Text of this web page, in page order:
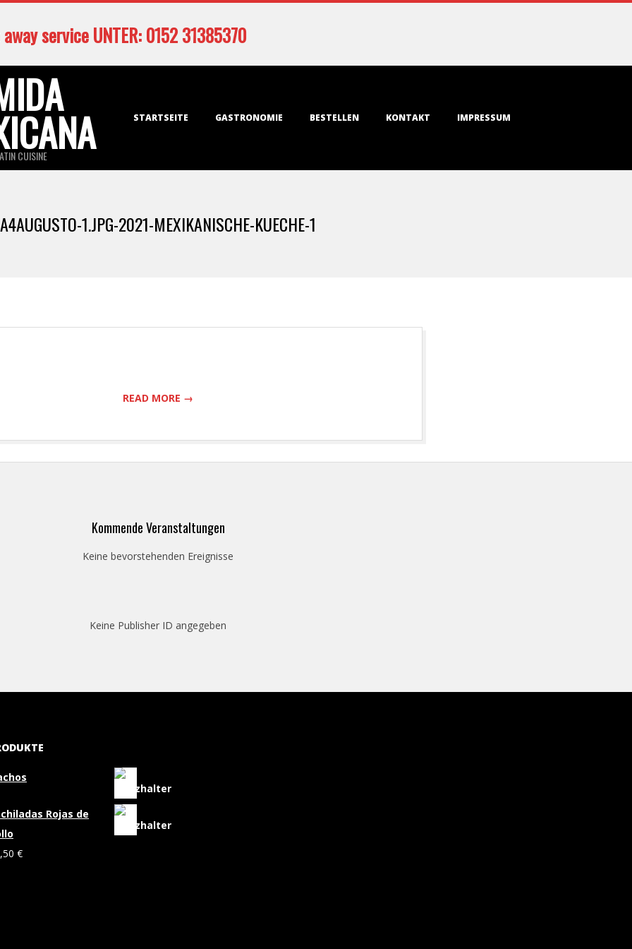
service UNTER: 0152 31385370
CUISINE
Navigation
Menu
STARTSEITE GASTRONOMIE BESTELLEN KONTAKT IMPRESSUM
A4AUGUSTO-1.JPG-2021-MEXIKANISCHE-KUECHE-1
READ MORE →
Kommende Veranstaltungen
Keine bevorstehenden Ereignisse
Keine Publisher ID angegeben
Rojas de
€